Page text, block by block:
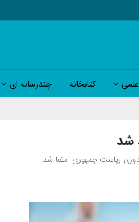
کتابخانه چندرسانه ای
شد
ریاست جمهوری امضا شد.